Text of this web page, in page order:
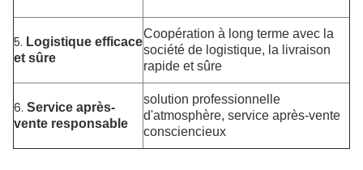
5. Logistique efficace
et sûre
Coopération à long terme avec la
société de logistique, la livraison
rapide et sûre
6. Service après-
vente responsable
solution professionnelle
d'atmosphère, service après-vente
consciencieux